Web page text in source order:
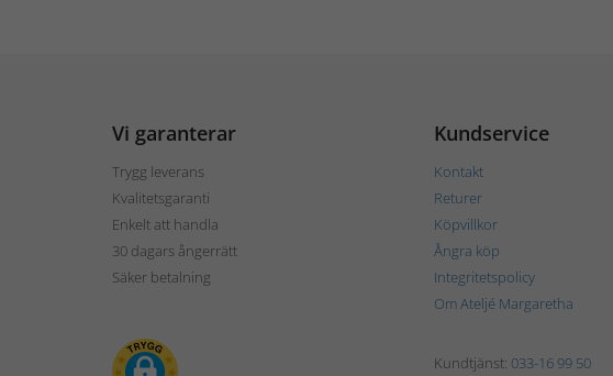
Vi garanterar
Trygg leverans
Kvalitetsgaranti
Enkelt att handla
30 dagars ångerrätt
Säker betalning
Kundservice
Kontakt
Returer
Köpvillkor
Ångra köp
Integritetspolicy
Om Ateljé Margaretha
Kundtjänst: 033-16 99 50